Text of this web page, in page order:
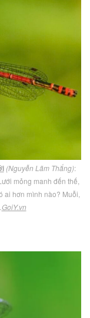
(Nguyễn Lãm Thắng):
mỏng manh đến thế,
ai hơn mình nào? Muỗi,
GoiY.vn